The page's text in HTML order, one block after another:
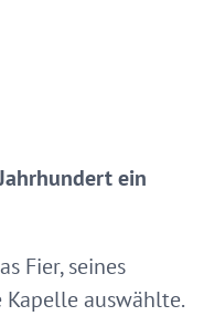
ein
Fier, seines
Kapelle auswählte.